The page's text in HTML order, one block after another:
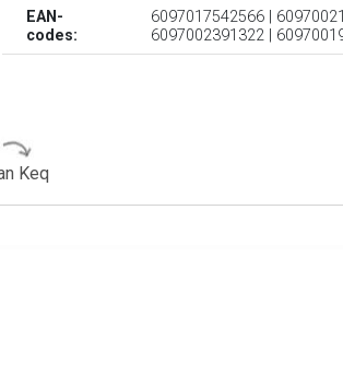
EAN-
codes:
6097017542566 |
6097002391322 |
Keq